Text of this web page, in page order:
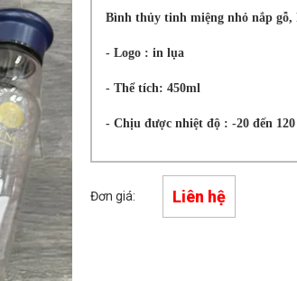
Bình thủy tinh miệng nhỏ nắp gỗ,
- Logo : in lụa
- Thể tích: 450ml
- Chịu được nhiệt độ : -20 đến 120
Đơn giá: Liên hệ